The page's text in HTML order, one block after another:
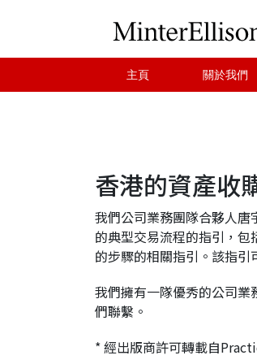
主頁 關於我們
香港的資產收
我們公司業務團隊合夥人
的典型交易流程的指引，
的步驟的相關指引。該指引
我們擁有一隊優秀的公司
們聯繫。
* 經出版商許可轉載自